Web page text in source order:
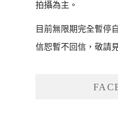
拍攝為主。
目前無限期完全暫停
信恕暫不回信，敬請